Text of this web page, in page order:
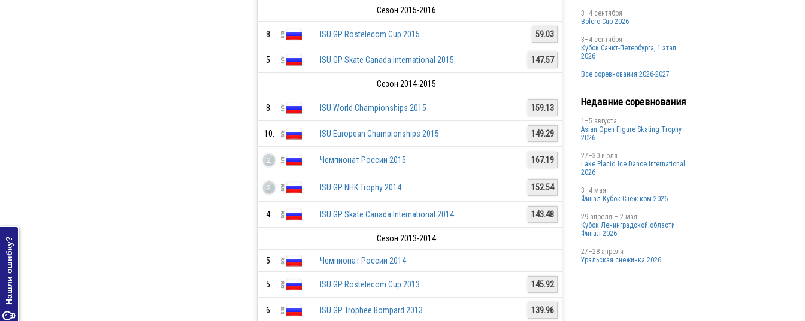

Нашли ошибку?
Сезон 2015-2016
8. ISU GP Rostelecom Cup 2015 59.03
5. ISU GP Skate Canada International 2015 147.57
Сезон 2014-2015
8. ISU World Championships 2015 159.13
10. ISU European Championships 2015 149.29
2 Чемпионат России 2015 167.19
2 ISU GP NHK Trophy 2014 152.54
4. ISU GP Skate Canada International 2014 143.48
Сезон 2013-2014
5. Чемпионат России 2014
5. ISU GP Rostelecom Cup 2013 145.92
6. ISU GP Trophee Bompard 2013 139.96
3–4 сентября
Bolero Cup 2026
3–4 сентября
Кубок Санкт-Петербурга, 1 этап
2026
Все соревнования 2026-2027
Недавние соревнования
1–5 августа
Asian Open Figure Skating Trophy
2026
27–30 июля
Lake Placid Ice Dance International
2026
3–4 мая
Финал Кубок Снеж.ком 2026
29 апреля – 2 мая
Кубок Ленинградской области
Финал 2026
27–28 апреля
Уральская снежинка 2026